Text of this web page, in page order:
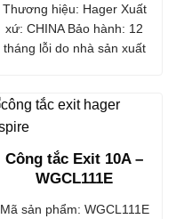
Thương hiệu: Hager Xuất
xứ: CHINA Bảo hành: 12
tháng lỗi do nhà sản xuất
Công tắc Exit 10A –
WGCL111E
Mã sản phẩm: WGCL111E